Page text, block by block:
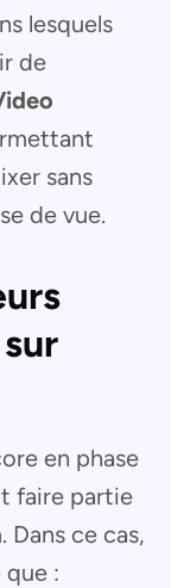
lesquels
de
sans
de vue.
en phase
faire partie
Dans ce cas,
: